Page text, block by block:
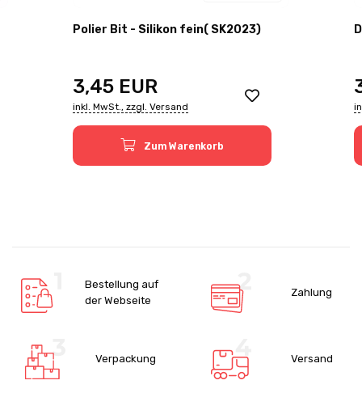
Polier Bit - Silikon fein( SK2023)
3,45 EUR
inkl. MwSt., zzgl. Versand
Zum Warenkorb
Bestellung auf
der Webseite
Zahlung
Verpackung Versand